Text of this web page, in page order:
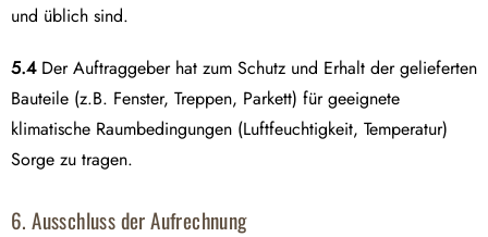
und üblich sind.
5.4Der Auftraggeber hat zum Schutz und Erhalt der gelieferten
Bauteile (z.B. Fenster, Treppen, Parkett) für geeignete
klimatische Raumbedingungen (Luftfeuchtigkeit, Temperatur)
Sorge zu tragen.
6. Ausschluss der Aufrechnung